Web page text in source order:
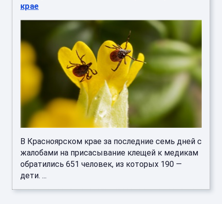
крае
В Красноярском крае за последние семь дней с
жалобами на присасывание клещей к медикам
обратились 651 человек, из которых 190 —
дети. ...